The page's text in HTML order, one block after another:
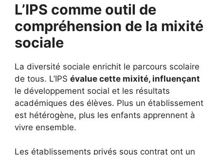
L’IPS comme outil de
compréhension de la mixité
sociale
La diversité sociale enrichit le parcours scolaire
de tous. L’IPS évalue cette mixité, influençant
le développement social et les résultats
académiques des élèves. Plus un établissement
est hétérogène, plus les enfants apprennent à
vivre ensemble.
Les établissements privés sous contrat ont un